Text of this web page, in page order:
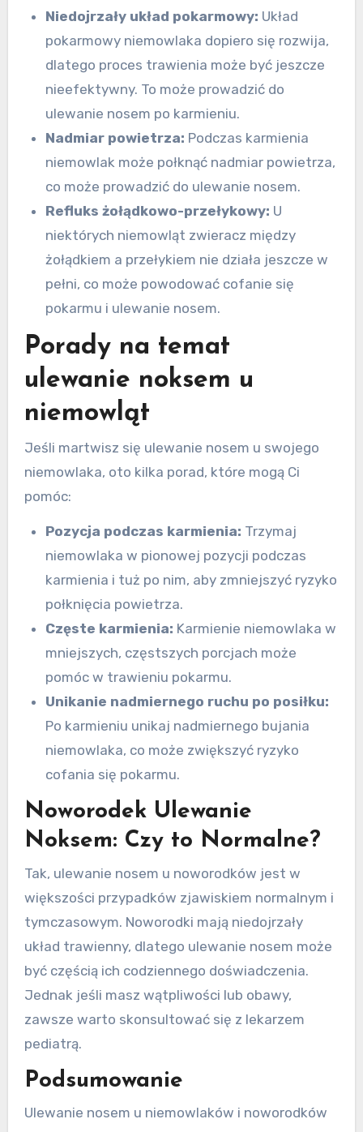
Niedojrzały układ pokarmowy: Układ
pokarmowy niemowlaka dopiero się rozwija,
dlatego proces trawienia może być jeszcze
nieefektywny. To może prowadzić do
ulewanie nosem po karmieniu.
Nadmiar powietrza: Podczas karmienia
niemowlak może połknąć nadmiar powietrza,
co może prowadzić do ulewanie nosem.
Refluks żołądkowo-przełykowy: U
niektórych niemowląt zwieracz między
żołądkiem a przełykiem nie działa jeszcze w
pełni, co może powodować cofanie się
pokarmu i ulewanie nosem.
Porady na temat
ulewanie noksem u
niemowląt
Jeśli martwisz się ulewanie nosem u swojego
niemowlaka, oto kilka porad, które mogą Ci
pomóc:
Pozycja podczas karmienia: Trzymaj
niemowlaka w pionowej pozycji podczas
karmienia i tuż po nim, aby zmniejszyć ryzyko
połknięcia powietrza.
Częste karmienia: Karmienie niemowlaka w
mniejszych, częstszych porcjach może
pomóc w trawieniu pokarmu.
Unikanie nadmiernego ruchu po posiłku:
Po karmieniu unikaj nadmiernego bujania
niemowlaka, co może zwiększyć ryzyko
cofania się pokarmu.
Noworodek Ulewanie
Noksem: Czy to Normalne?
Tak, ulewanie nosem u noworodków jest w
większości przypadków zjawiskiem normalnym i
tymczasowym. Noworodki mają niedojrzały
układ trawienny, dlatego ulewanie nosem może
być częścią ich codziennego doświadczenia.
Jednak jeśli masz wątpliwości lub obawy,
zawsze warto skonsultować się z lekarzem
pediatrą.
Podsumowanie
Ulewanie nosem u niemowlaków i noworodków